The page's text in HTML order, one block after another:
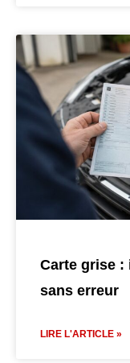
Carte grise :
sans erreur
LIRE L'ARTICLE »